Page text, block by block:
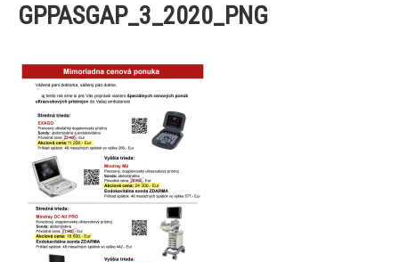
GPPASGAP_3_2020_PNG